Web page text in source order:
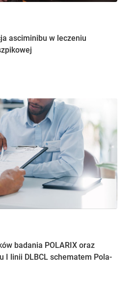
asciminibu w leczeniu
badania POLARIX oraz
I linii DLBCL schematem Pola-